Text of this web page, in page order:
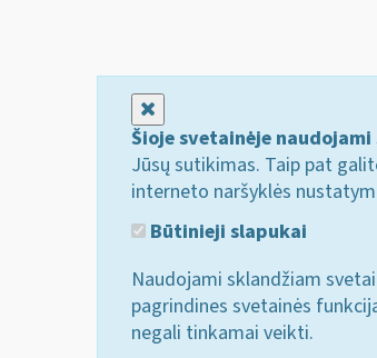
Šioje svetainėje
Jūsų sutikimas. Taip pat
interneto naršyklės
Būtinieji slapukai
Naudojami sklandžiam
pagrindines svetainės
negali tinkamai veikti.